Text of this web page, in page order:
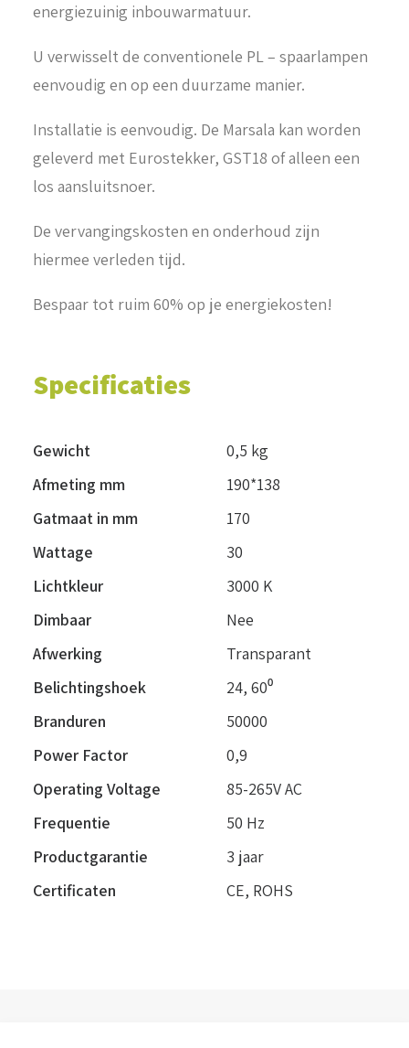
energiezuinig inbouwarmatuur.
U verwisselt de conventionele PL – spaarlampen
eenvoudig en op een duurzame manier.
Installatie is eenvoudig. De Marsala kan worden
geleverd met Eurostekker, GST18 of alleen een
los aansluitsnoer.
De vervangingskosten en onderhoud zijn
hiermee verleden tijd.
Bespaar tot ruim 60% op je energiekosten!
Specificaties
Gewicht
0,5 kg
Afmeting mm
190*138
Gatmaat in mm
170
Wattage
30
Lichtkleur
3000 K
Dimbaar
Nee
Afwerking
Transparant
Belichtingshoek
24, 60⁰
Branduren
50000
Power Factor
0,9
Operating Voltage
85-265V AC
Frequentie
50 Hz
Productgarantie
3 jaar
Certificaten
CE, ROHS